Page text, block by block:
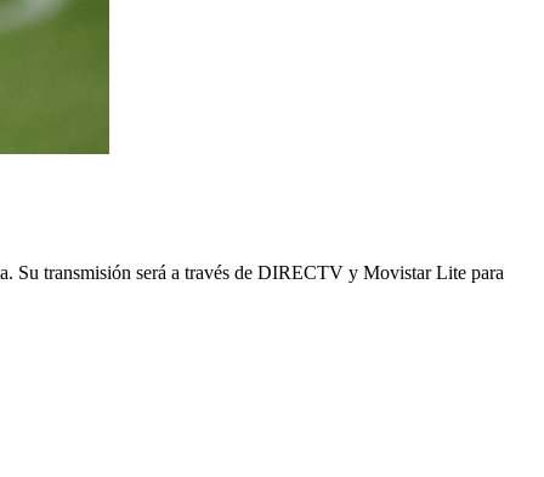
Su transmisión será a través de DIRECTV y Movistar Lite para